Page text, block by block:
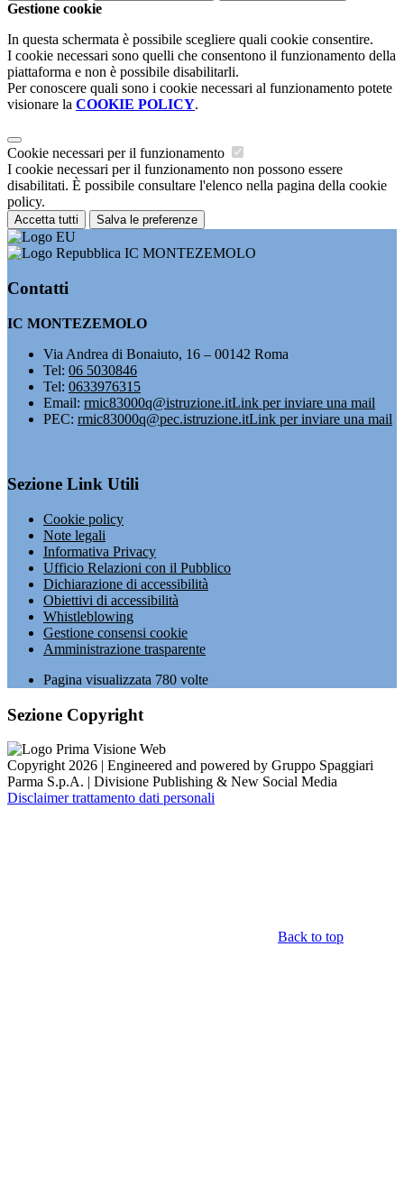
Gestione cookie
In questa schermata è possibile scegliere quali cookie consentire.
I cookie necessari sono quelli che consentono il funzionamento della
piattaforma e non è possibile disabilitarli.
Per conoscere quali sono i cookie necessari al funzionamento potete
visionare la COOKIE POLICY.
Cookie necessari per il funzionamento
I cookie necessari per il funzionamento non possono essere
disabilitati. È possibile consultare l'elenco nella pagina della cookie
policy.
Accetta tutti Salva le preferenze
IC MONTEZEMOLO
Contatti
IC MONTEZEMOLO
Via Andrea di Bonaiuto, 16 – 00142 Roma
Tel: 06 5030846
Tel: 0633976315
Email: rmic83000q@istruzione.itLink per inviare una mail
PEC: rmic83000q@pec.istruzione.itLink per inviare una mail
Sezione Link Utili
Cookie policy
Note legali
Informativa Privacy
Ufficio Relazioni con il Pubblico
Dichiarazione di accessibilità
Obiettivi di accessibilità
Whistleblowing
Gestione consensi cookie
Amministrazione trasparente
Pagina visualizzata 780 volte
Sezione Copyright
Copyright 2026 | Engineered and powered by Gruppo Spaggiari
Parma S.p.A. | Divisione Publishing & New Social Media
Disclaimer trattamento dati personali
Back to top